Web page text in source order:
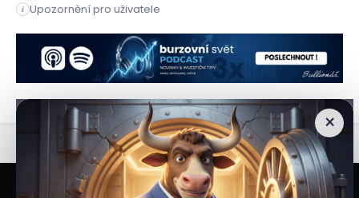
i Upozornění pro uživatele
Akcie společnosti Broadcom se propadly o více než 14
×